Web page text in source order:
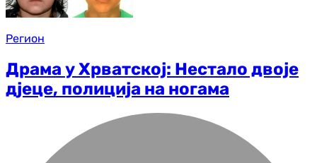
Регион
Драма у Хрватској: Нестало двоје
дјеце, полиција на ногама